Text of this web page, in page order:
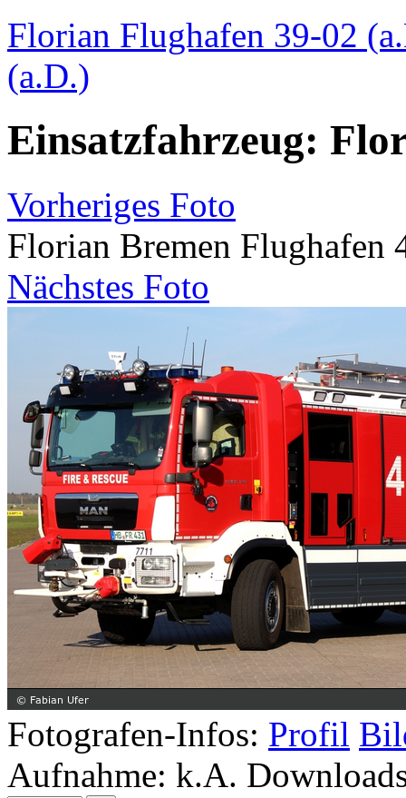
Florian Flughafen 39-02
(a.D.)
Einsatzfahrzeug:
Vorheriges Foto
Florian Bremen Flughafen
Nächstes Foto
Fotografen-Infos: Profil
Aufnahme: k.A.